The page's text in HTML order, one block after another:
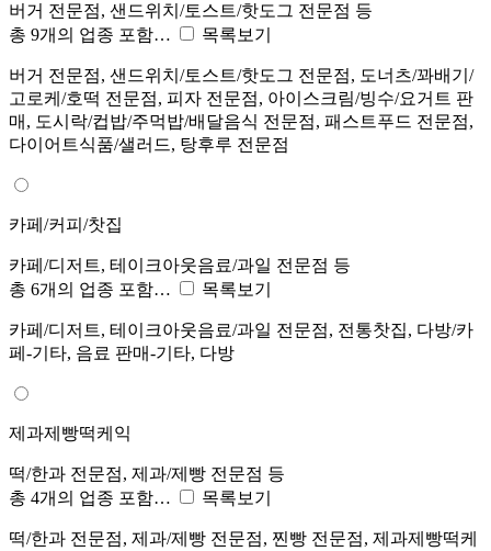
버거 전문점, 샌드위치/토스트/핫도그 전문점 등
총 9개의 업종 포함…
목록보기
버거 전문점, 샌드위치/토스트/핫도그 전문점, 도너츠/꽈배기/
고로케/호떡 전문점, 피자 전문점, 아이스크림/빙수/요거트 판
매, 도시락/컵밥/주먹밥/배달음식 전문점, 패스트푸드 전문점,
다이어트식품/샐러드, 탕후루 전문점
카페/커피/찻집
카페/디저트, 테이크아웃음료/과일 전문점 등
총 6개의 업종 포함…
목록보기
카페/디저트, 테이크아웃음료/과일 전문점, 전통찻집, 다방/카
페-기타, 음료 판매-기타, 다방
제과제빵떡케익
떡/한과 전문점, 제과/제빵 전문점 등
총 4개의 업종 포함…
목록보기
떡/한과 전문점, 제과/제빵 전문점, 찐빵 전문점, 제과제빵떡케